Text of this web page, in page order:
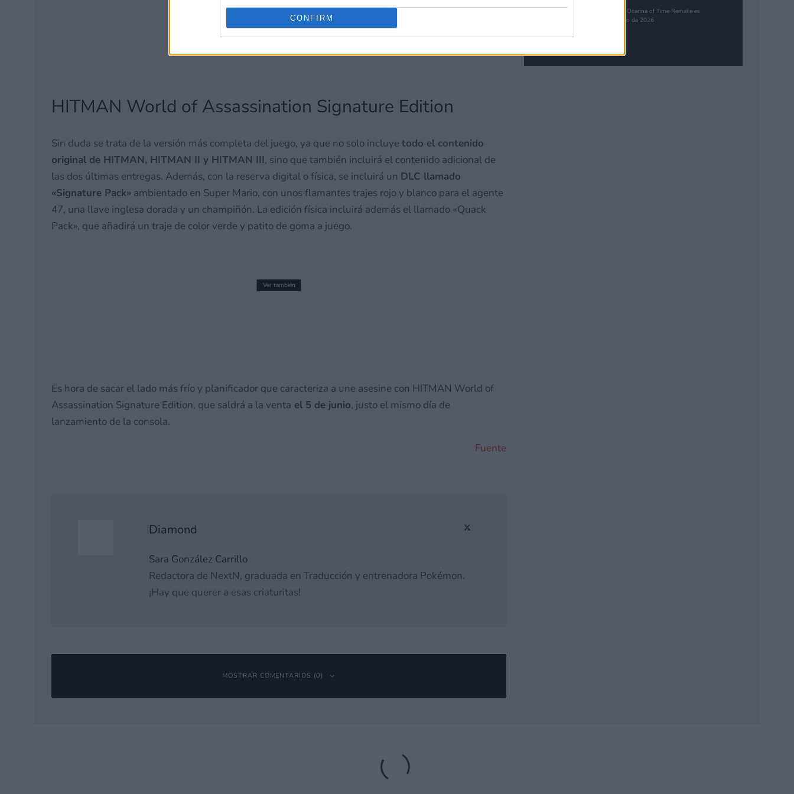
CONFIRM
HITMAN World of Assassination Signature Edition
Sin duda se trata de la versión más completa del juego, ya que no solo incluye todo el contenido
original de HITMAN, HITMAN II y HITMAN III, sino que también incluirá el contenido adicional de
las dos últimas entregas. Además, con la reserva digital o física, se incluirá un DLC llamado
«Signature Pack» ambientado en Super Mario, con unos flamantes trajes rojo y blanco para el agente
47, una llave inglesa dorada y un champiñón. La edición física incluirá además el llamado «Quack
Pack», que añadirá un traje de color verde y patito de goma a juego.
Ver también
Es hora de sacar el lado más frío y planificador que caracteriza a une asesine con HITMAN World of
Assassination Signature Edition, que saldrá a la venta el 5 de junio, justo el mismo día de
lanzamiento de la consola.
Fuente
Diamond
Sara González Carrillo
Redactora de NextN, graduada en Traducción y entrenadora Pokémon.
¡Hay que querer a esas criaturitas!
MOSTRAR COMENTARIOS (0)
The Legend of Zelda: Ocarina of Time Remake es
el juego más esperado de 2026
Synbioso